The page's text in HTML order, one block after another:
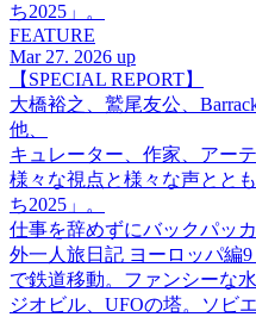
ち2025」。
FEATURE
Mar 27. 2026 up
【SPECIAL REPORT】
大橋裕之、鷲尾友公、
他、
キュレーター、作家、アー
様々な視点と様々な声とと
ち2025」。
仕事を辞めずにバックパッ
外一人旅日記 ヨーロッパ編
で鉄道移動。ファンシーな
ジオビル、UFOの塔。ソビ